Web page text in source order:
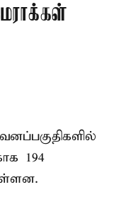
194